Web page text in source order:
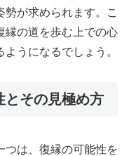
が求められます。こ
縁の道を歩む上での心
うになるでしょう。
とその見極め方
つは、復縁の可能性を